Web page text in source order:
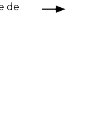
de